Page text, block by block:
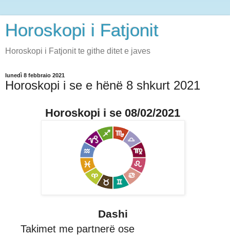
Horoskopi i Fatjonit
Horoskopi i Fatjonit te githe ditet e javes
lunedì 8 febbraio 2021
Horoskopi i se e hënë 8 shkurt 2021
Horoskopi i se 08/02/2021
Dashi
Takimet me partnerë ose